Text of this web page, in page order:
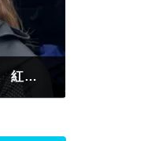
多治見市 鈴木様 わかさぎ釣果185匹 イルカの里付近 紅サシ